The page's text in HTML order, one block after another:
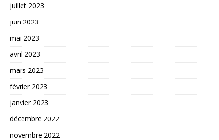
juillet 2023
juin 2023
mai 2023
avril 2023
mars 2023
février 2023
janvier 2023
décembre 2022
novembre 2022